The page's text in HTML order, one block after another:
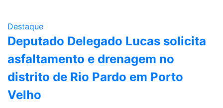
Destaque
Deputado Delegado Lucas solicita
asfaltamento e drenagem no
distrito de Rio Pardo em Porto
Velho